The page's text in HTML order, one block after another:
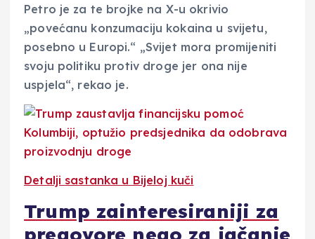
Petro je za te brojke na X-u okrivio
„povećanu konzumaciju kokaina u svijetu,
posebno u Europi.“ „Svijet mora promijeniti
svoju politiku protiv droge jer ona nije
uspjela“, rekao je.
Detalji sastanka u Bijeloj kuči
Trump zainteresiraniji za